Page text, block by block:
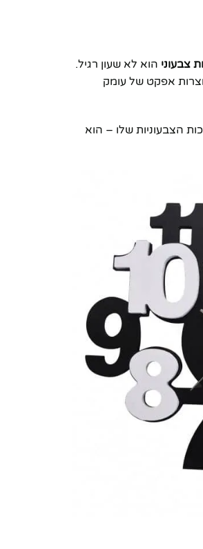
צבעוני הוא לא שעון רגיל.
אפקט של עומק
הצבעוניות שלו – הוא